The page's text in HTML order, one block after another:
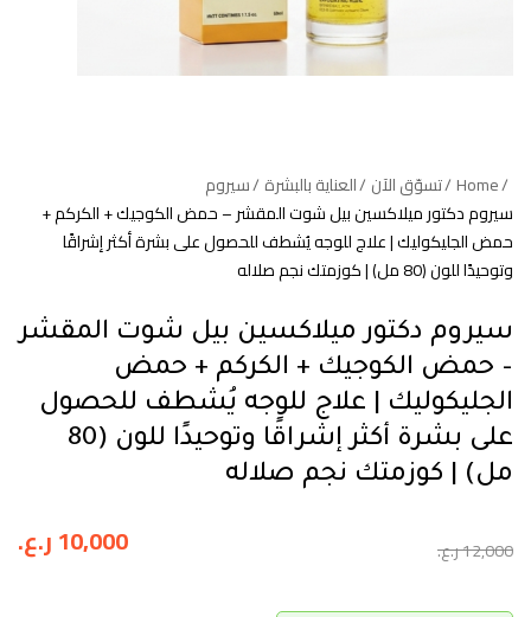
Home تسوّق الآن العناية بالبشرة سيروم
سيروم دكتور ميلاكسين بيل شوت المقشر – حمض الكوجيك + الكركم +
حمض الجليكوليك | علاج للوجه يُشطف للحصول على بشرة أكثر إشراقًا
وتوحيدًا للون (80 مل) | كوزمتك نجم صلاله
سيروم دكتور ميلاكسين بيل شوت المقشر
– حمض الكوجيك + الكركم + حمض
الجليكوليك | علاج للوجه يُشطف للحصول
على بشرة أكثر إشراقًا وتوحيدًا للون (80
مل) | كوزمتك نجم صلاله
12,000ر.ع. 10,000ر.ع.